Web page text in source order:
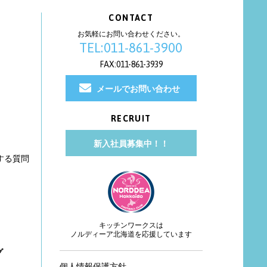
る質問
CONTACT
お気軽にお問い合わせください。
TEL:011-861-3900
FAX:011-861-3939
メールでお問い合わせ
RECRUIT
新入社員募集中！！
キッチンワークスは
ノルディーア北海道を応援しています